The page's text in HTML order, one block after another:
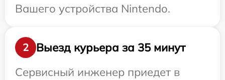
Вашего устройства Nintendo.
2
Выезд курьера за 35 минут
Сервисный инженер приедет в